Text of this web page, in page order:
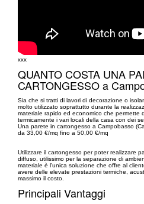
xxx
QUANTO COSTA UNA
CARTONGESSO a
Sia che si tratti di lavori di decorazione o
molto utilizzato soprattutto durante la
materiale rapido ed economico che permette
termicamente i vari locali della casa con dei
Una parete in cartongesso a Campobasso
da 33,00 €/mq fino a 50,00 €/mq
Utilizzare il cartongesso per poter realizzare
diffuso, utilissimo per la separazione di
materiale è l'unica soluzione che offre al
avere delle elevate prestazioni termiche,
massimo il costo.
Principali Vantaggi